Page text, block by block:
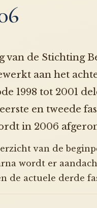
van de Stichting
aan het
1998 tot 2001
en tweede
in 2006
van de
wordt er
de actuele derde